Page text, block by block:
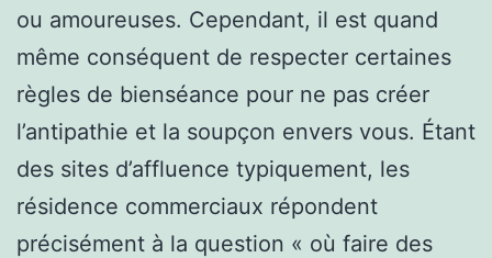
ou amoureuses. Cependant, il est quand
même conséquent de respecter certaines
règles de bienséance pour ne pas créer
l’antipathie et la soupçon envers vous. Étant
des sites d’affluence typiquement, les
résidence commerciaux répondent
précisément à la question « où faire des